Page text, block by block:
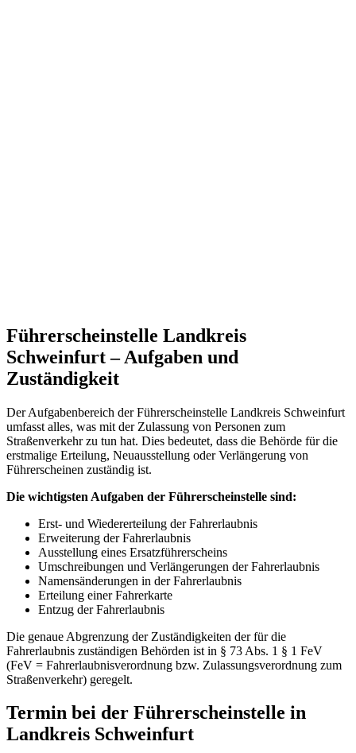
Führerscheinstelle Landkreis
Schweinfurt – Aufgaben und
Zuständigkeit
Der Aufgabenbereich der Führerscheinstelle Landkreis Schweinfurt
umfasst alles, was mit der Zulassung von Personen zum
Straßenverkehr zu tun hat. Dies bedeutet, dass die Behörde für die
erstmalige Erteilung, Neuausstellung oder Verlängerung von
Führerscheinen zuständig ist.
Die wichtigsten Aufgaben der Führerscheinstelle sind:
Erst- und Wiedererteilung der Fahrerlaubnis
Erweiterung der Fahrerlaubnis
Ausstellung eines Ersatzführerscheins
Umschreibungen und Verlängerungen der Fahrerlaubnis
Namensänderungen in der Fahrerlaubnis
Erteilung einer Fahrerkarte
Entzug der Fahrerlaubnis
Die genaue Abgrenzung der Zuständigkeiten der für die
Fahrerlaubnis zuständigen Behörden ist in § 73 Abs. 1 § 1 FeV
(FeV = Fahrerlaubnisverordnung bzw. Zulassungsverordnung zum
Straßenverkehr) geregelt.
Termin bei der Führerscheinstelle in
Landkreis Schweinfurt